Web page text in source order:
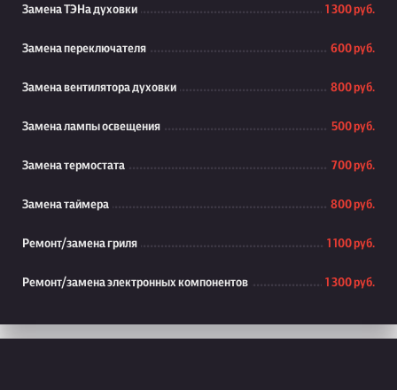
Замена ТЭНа духовки 1 300 руб.
Замена переключателя 600 руб.
Замена вентилятора духовки 800 руб.
Замена лампы освещения 500 руб.
Замена термостата 700 руб.
Замена таймера 800 руб.
Ремонт/замена гриля 1 100 руб.
Ремонт/замена электронных компонентов 1 300 руб.